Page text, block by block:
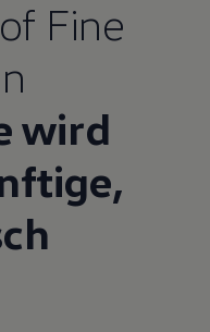
Fine
wird